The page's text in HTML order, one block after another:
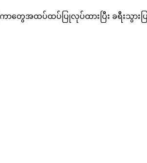
န်ကာတွေအထပ်ထပ်ပြုလုပ်ထားပြီး ခရီးသွာ